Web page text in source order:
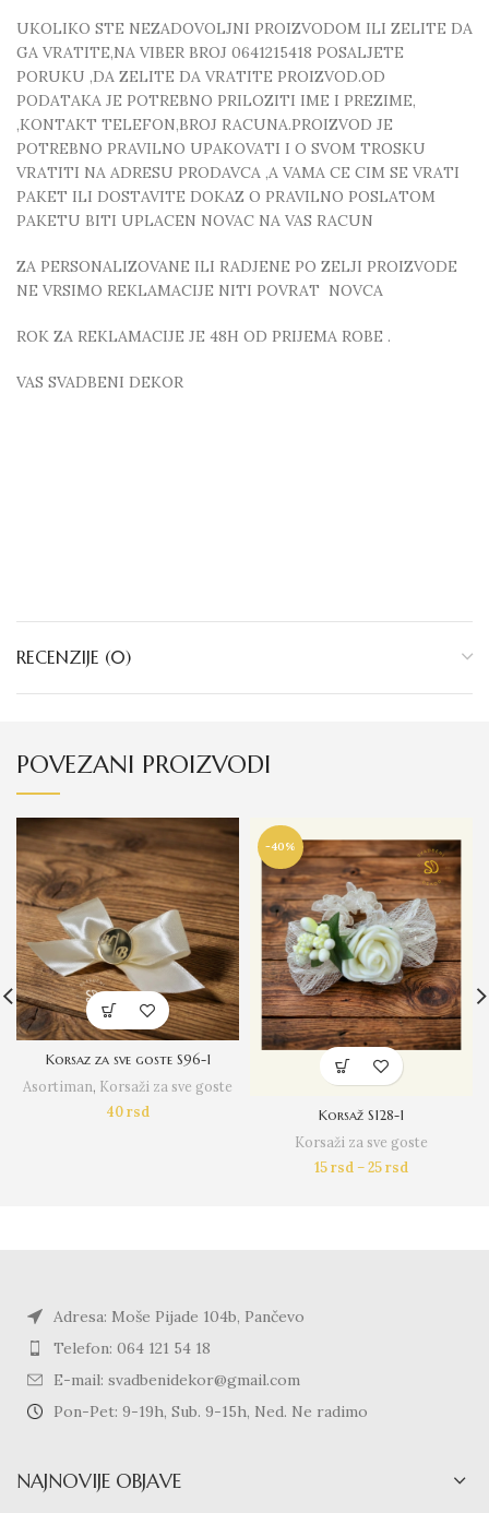
UKOLIKO STE NEZADOVOLJNI PROIZVODOM ILI ZELITE DA
GA VRATITE,NA VIBER BROJ 0641215418 POSALJETE
PORUKU ,DA ZELITE DA VRATITE PROIZVOD.OD
PODATAKA JE POTREBNO PRILOZITI IME I PREZIME,
,KONTAKT TELEFON,BROJ RACUNA.PROIZVOD JE
POTREBNO PRAVILNO UPAKOVATI I O SVOM TROSKU
VRATITI NA ADRESU PRODAVCA ,A VAMA CE CIM SE VRATI
PAKET ILI DOSTAVITE DOKAZ O PRAVILNO POSLATOM
PAKETU BITI UPLACEN NOVAC NA VAS RACUN
ZA PERSONALIZOVANE ILI RADJENE PO ZELJI PROIZVODE
NE VRSIMO REKLAMACIJE NITI POVRAT NOVCA
ROK ZA REKLAMACIJE JE 48H OD PRIJEMA ROBE .
VAS SVADBENI DEKOR
RECENZIJE (0)
POVEZANI PROIZVODI
Korsaz za sve goste S96-1
Asortiman, Korsaži za sve goste
40rsd
-40%
Korsaž S128-1
Korsaži za sve goste
15rsd –25rsd
Adresa: Moše Pijade 104b, Pančevo
Telefon: 064 121 54 18
E-mail: svadbenidekor@gmail.com
Pon-Pet: 9-19h, Sub. 9-15h, Ned. Ne radimo
NAJNOVIJE OBJAVE